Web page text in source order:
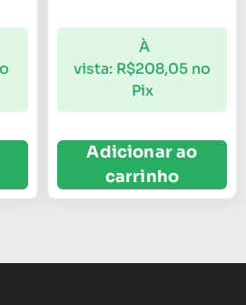
À
vista: R$208,05 no
Pix
Adicionar ao
carrinho